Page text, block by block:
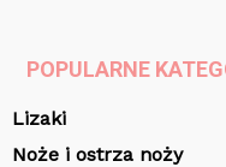
POPULARNE
Lizaki
Noże i ostrza noży